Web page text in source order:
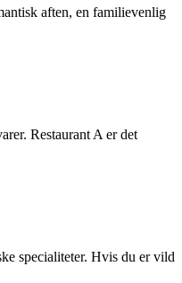
aften, en familievenlig
Restaurant A er det
specialiteter. Hvis du er vild